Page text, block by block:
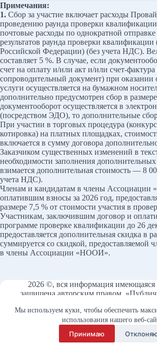
Мы используем куки, чтобы обеспечить
использования нашего веб-
Принимаю
Примечания:
1. Сбор за участие включает расходы
проведению раунда проверки
почтовые расходы по однократной
результатов раунда проверки
Российской Федерации) (без учета НДС).
составляет 5 %. В случае, если
счет на оплату и/или акт и/или счет-
сопроводительный документ) при оказании
услуги осуществляется на бумажном
дополнительно предусмотрен сбор в
документооборот осуществляется в
(посредством ЭДО), то дополнительные
При участии в торговых процедура
котировка) на платных площадках,
включается в сумму договора
Заказчиком существенных изменений в
необходимости заполнения
взимается дополнительная стоимость — 8
учета НДС).
Членам и кандидатам в члены
оплатившим взносы за 2026 год,
размере 7,5 % от стоимости участия в
Участникам, заключившим договор и
программе проверке квалификации до 26
предоставляется дополнительная скидка в
суммируется со скидкой, предоставляемой
в члены Ассоциации «НООИ».
2026 ©, вся информация имеющаяся
защищена авторским правом.
Используя сайт Вы даёте согласие на
персональных данных —
Политикой